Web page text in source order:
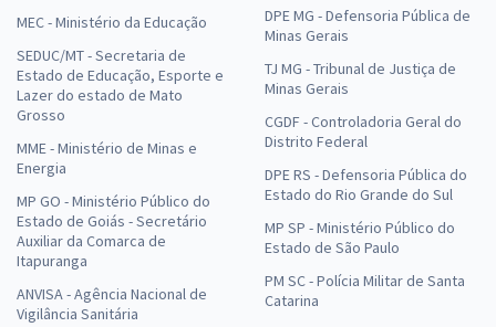
MEC - Ministério da Educação
SEDUC/MT - Secretaria de
Estado de Educação, Esporte e
Lazer do estado de Mato
Grosso
MME - Ministério de Minas e
Energia
MP GO - Ministério Público do
Estado de Goiás - Secretário
Auxiliar da Comarca de
Itapuranga
ANVISA - Agência Nacional de
Vigilância Sanitária
DPE MG - Defensoria Pública de
Minas Gerais
TJ MG - Tribunal de Justiça de
Minas Gerais
CGDF - Controladoria Geral do
Distrito Federal
DPE RS - Defensoria Pública do
Estado do Rio Grande do Sul
MP SP - Ministério Público do
Estado de São Paulo
PM SC - Polícia Militar de Santa
Catarina